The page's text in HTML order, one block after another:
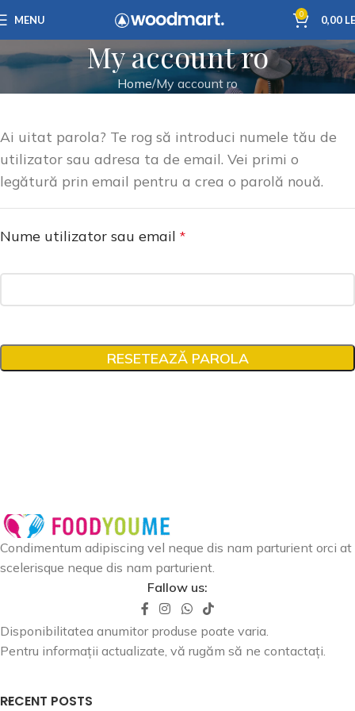
MENU 0 0,00
My account ro
Home My account ro
Ai uitat parola? Te rog să introduci numele tău de
utilizator sau adresa ta de email. Vei primi o
legătură prin email pentru a crea o parolă nouă.
Nume utilizator sau email *
RESETEAZĂ PAROLA
Condimentum adipiscing vel neque dis nam parturient orci at
scelerisque neque dis nam parturient.
Fallow us:
Disponibilitatea anumitor produse poate varia.
Pentru informații actualizate, vă rugăm să ne contactați.
RECENT POSTS